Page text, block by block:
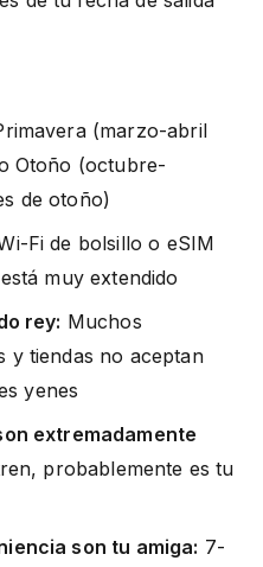
(marzo-abril
Otoño (octubre-
de otoño)
Fi de bolsillo o eSIM
muy extendido
rey: Muchos
y tiendas no aceptan
yenes
extremadamente
probablemente es tu
son tu amiga: 7-